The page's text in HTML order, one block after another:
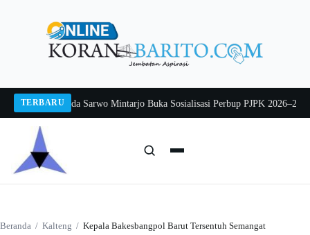
TERBARU
2026Pj Sekda Sarwo Mintarjo Buka Sosialisasi Perbup PJPK 2026–2030
Beranda / Kalteng / Kepala Bakesbangpol Barut Tersentuh Semangat